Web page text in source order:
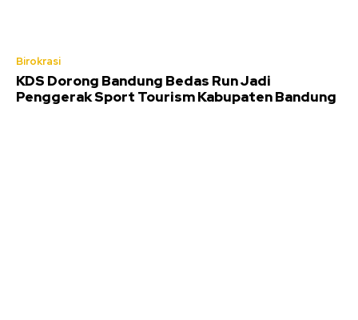
Birokrasi
KDS Dorong Bandung Bedas Run Jadi
Penggerak Sport Tourism Kabupaten Bandung